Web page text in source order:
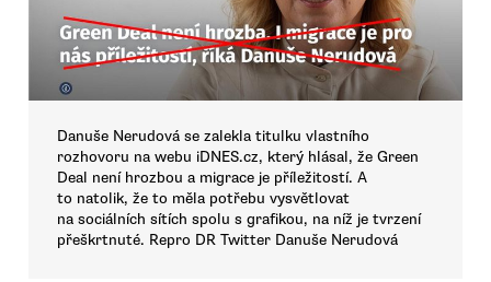
Danuše Nerudová se zalekla titulku vlastního
rozhovoru na webu iDNES.cz, který hlásal, že Green
Deal není hrozbou a migrace je příležitostí. A
to natolik, že to měla potřebu vysvětlovat
na sociálních sítích spolu s grafikou, na níž je tvrzení
přeškrtnuté. Repro DR Twitter Danuše Nerudová